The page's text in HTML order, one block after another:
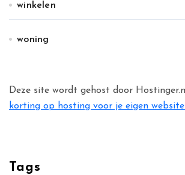
winkelen
woning
Deze site wordt gehost door
korting op hosting voor je eigen
Tags